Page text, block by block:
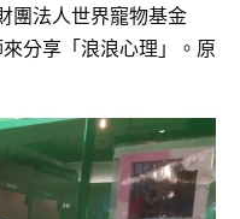
團法人世界寵物基金
分享「浪浪心理」。原